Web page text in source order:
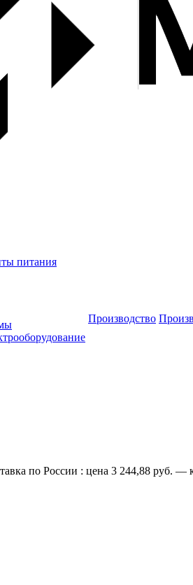
питания
Производство
по России : цена 3 244,88 руб. —